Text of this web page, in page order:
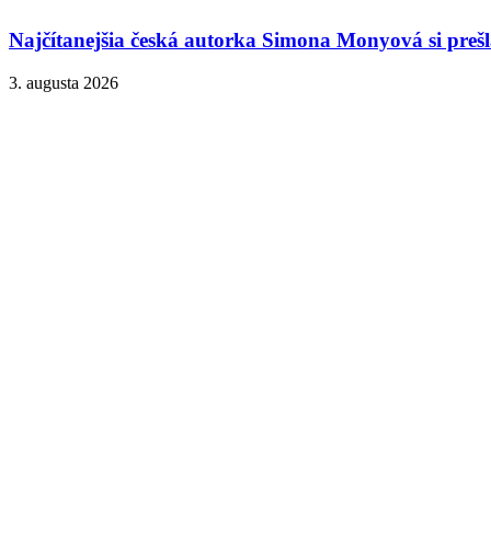
Najčítanejšia česká autorka Simona Monyová si
3. augusta 2026